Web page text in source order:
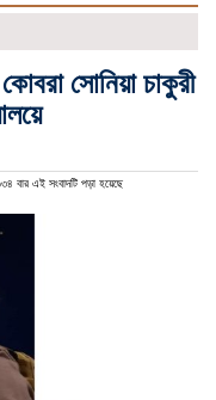
কোবরা সোনিয়া চাকুরী
বার এই সংবাদটি পড়া হয়েছে